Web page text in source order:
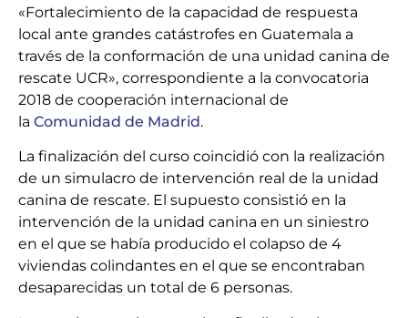
«Fortalecimiento de la capacidad de respuesta
local ante grandes catástrofes en Guatemala a
través de la conformación de una unidad canina de
rescate UCR», correspondiente a la convocatoria
2018 de cooperación internacional de
la Comunidad de Madrid.
La finalización del curso coincidió con la realización
de un simulacro de intervención real de la unidad
canina de rescate. El supuesto consistió en la
intervención de la unidad canina en un siniestro
en el que se había producido el colapso de 4
viviendas colindantes en el que se encontraban
desaparecidas un total de 6 personas.